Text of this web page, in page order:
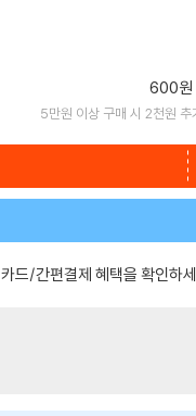
600원
5만원 이상 구매 시 2천원 추
카드/간편결제 혜택을 확인하